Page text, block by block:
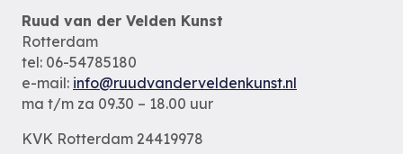
Ruud van der Velden Kunst
Rotterdam
tel: 06-54785180
e-mail: info@ruudvanderveldenkunst.nl
ma t/m za 09.30 – 18.00 uur
KVK Rotterdam 24419978